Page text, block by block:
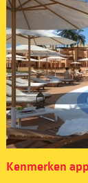
Kenmerken